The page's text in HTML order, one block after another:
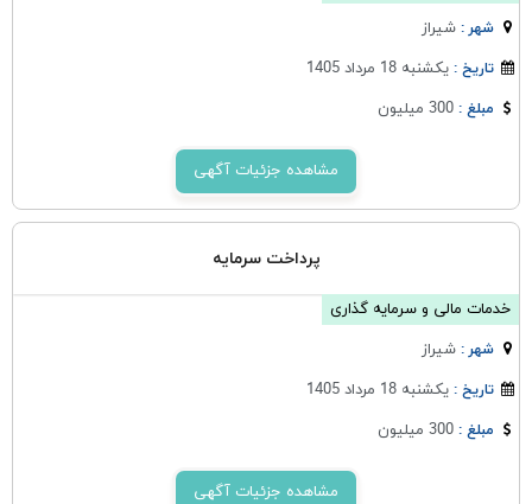
شهر :شيراز
تاریخ :یکشنبه 18 مرداد 1405
مبلغ :300 میلیون
مشاهده جزئیات آگهی
پرداخت سرمایه
خدمات مالی و سرمایه گذاری
شهر :شيراز
تاریخ :یکشنبه 18 مرداد 1405
مبلغ :300 میلیون
مشاهده جزئیات آگهی